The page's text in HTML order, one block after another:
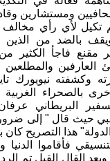
ومستشارين
تكيل لأي رأي
بالضد من الذين
مقنع فاجأ الكثير
العارفين والمطلعين
وكشفته نيويورك
بالصحراء
البريطاني
حيث قال " إلى
هذا التصريح كان
فأقاموا الدنيا
القال القيل تم